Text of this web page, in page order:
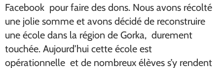
Facebook pour faire des dons. Nous avons récolté
une jolie somme et avons décidé de reconstruire
une école dans la région de Gorka, durement
touchée. Aujourd’hui cette école est
opérationnelle et de nombreux élèves s’y rendent